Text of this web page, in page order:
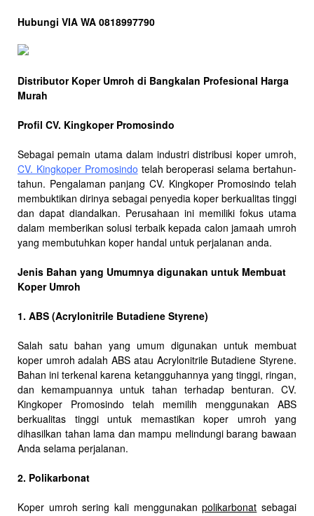
Hubungi VIA WA 0818997790
Distributor Koper Umroh di Bangkalan Profesional Harga
Murah
Profil CV. Kingkoper Promosindo
Sebagai pemain utama dalam industri distribusi koper umroh,
CV. Kingkoper Promosindo telah beroperasi selama bertahun-
tahun. Pengalaman panjang CV. Kingkoper Promosindo telah
membuktikan dirinya sebagai penyedia koper berkualitas tinggi
dan dapat diandalkan. Perusahaan ini memiliki fokus utama
dalam memberikan solusi terbaik kepada calon jamaah umroh
yang membutuhkan koper handal untuk perjalanan anda.
Jenis Bahan yang Umumnya digunakan untuk Membuat
Koper Umroh
1. ABS (Acrylonitrile Butadiene Styrene)
Salah satu bahan yang umum digunakan untuk membuat
koper umroh adalah ABS atau Acrylonitrile Butadiene Styrene.
Bahan ini terkenal karena ketangguhannya yang tinggi, ringan,
dan kemampuannya untuk tahan terhadap benturan. CV.
Kingkoper Promosindo telah memilih menggunakan ABS
berkualitas tinggi untuk memastikan koper umroh yang
dihasilkan tahan lama dan mampu melindungi barang bawaan
Anda selama perjalanan.
2. Polikarbonat
Koper umroh sering kali menggunakanpolikarbonat sebagai